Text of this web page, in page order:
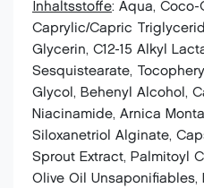
Inhaltsstoffe: Aqua, Coco-
Caprylic/Capric
Glycerin, C12-15 Alkyl
Sesquistearate,
Glycol, Behenyl Alcohol,
Niacinamide, Arnica
Siloxanetriol Alginate,
Sprout Extract, Palmitoyl
Olive Oil Unsaponifiables,